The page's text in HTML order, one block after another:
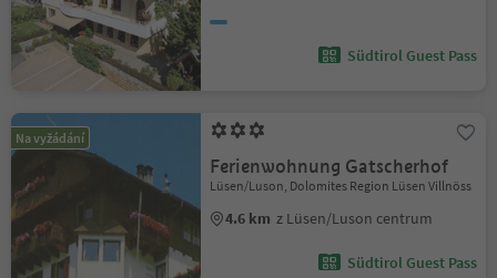
Südtirol Guest Pass
Na vyžádání
Ferienwohnung Gatscherhof
Lüsen/Luson, Dolomites Region Lüsen Villnöss
4.6 km z Lüsen/Luson centrum
Südtirol Guest Pass